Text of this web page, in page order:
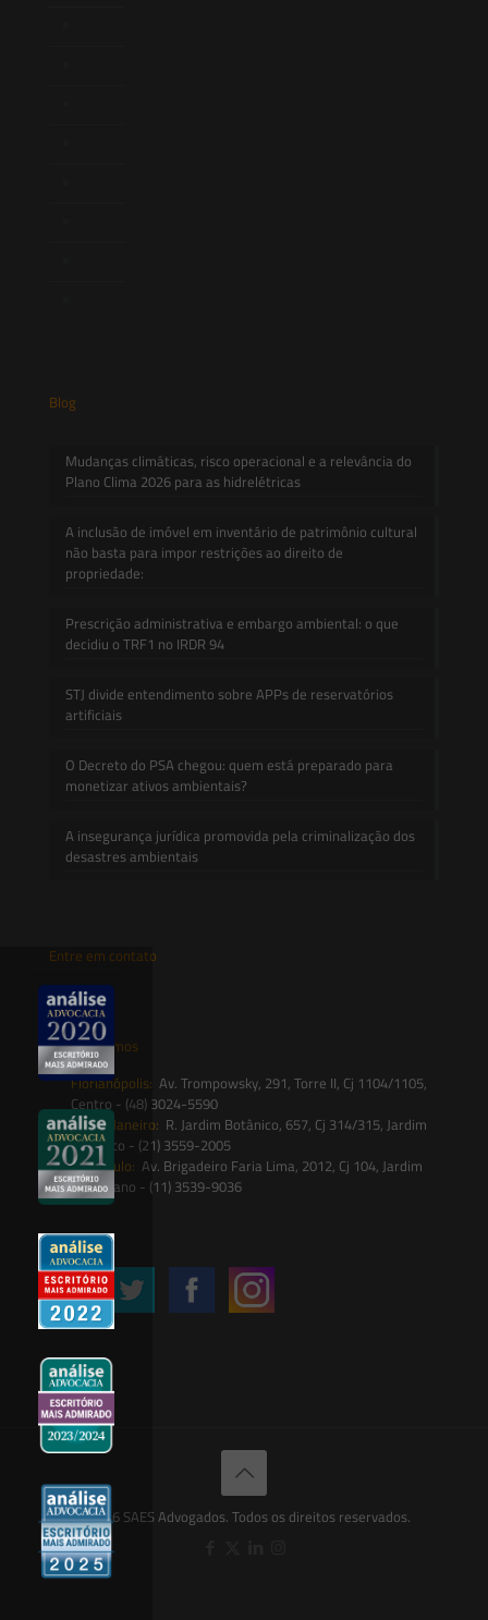
Blog
Mudanças climáticas, risco operacional e a relevância do
Plano Clima 2026 para as hidrelétricas
A inclusão de imóvel em inventário de patrimônio cultural
não basta para impor restrições ao direito de
propriedade:
Prescrição administrativa e embargo ambiental: o que
decidiu o TRF1 no IRDR 94
STJ divide entendimento sobre APPs de reservatórios
artificiais
O Decreto do PSA chegou: quem está preparado para
monetizar ativos ambientais?
A insegurança jurídica promovida pela criminalização dos
desastres ambientais
Entre em contato
contato@saesadvogados.com.br
Onde estamos
Florianópolis: Av. Trompowsky, 291, Torre II, Cj 1104/1105,
Centro - (48) 3024-5590
Rio de Janeiro: R. Jardim Botânico, 657, Cj 314/315, Jardim
Botânico - (21) 3559-2005
São Paulo: Av. Brigadeiro Faria Lima, 2012, Cj 104, Jardim
Paulistano - (11) 3539-9036
Siga-nos
© 2026 SAES Advogados. Todos os direitos reservados.